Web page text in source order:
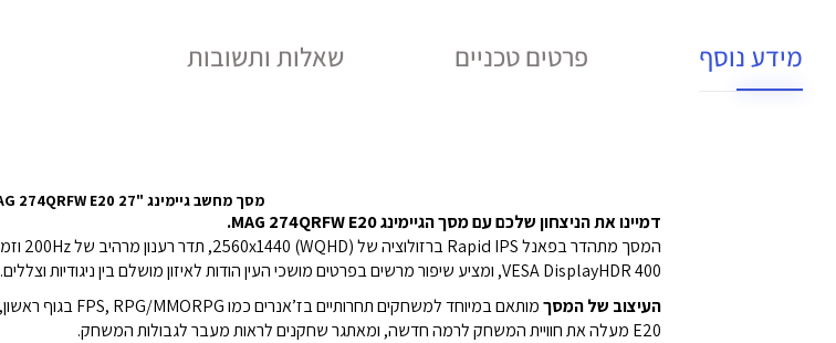
מידע נוסף פרטים טכניים שאלות ותשובות
מסך מחשב גיימינג "27 MAG 274QRFW E20 מבית MSI
דמיינו את הניצחון שלכם עם מסך הגיימינג MAG 274QRFW E20.
המסך מתהדר בפאנל Rapid IPS ברזולוציה של 2560x1440 (WQHD),
תדר רענון מרהיב של 200Hz וזמן תגובה מהיר במיוחד של 0.5ms (GtG, מינימום).
VESA DisplayHDR 400, ומציע שיפור מרשים בפרטים מושכי העין הודות לאיזון מושלם בין ניגודיות וצללים.
העיצוב של המסךמותאם במיוחד למשחקים תחרותיים בז’אנרים כמו FPS, RPG/MMORPG בגוף ראשון, וסימולטורים של טיסה ומרוצים.
E20 מעלה את חוויית המשחק לרמה חדשה,
ומאתגר שחקנים לראות מעבר לגבולות המשחק.